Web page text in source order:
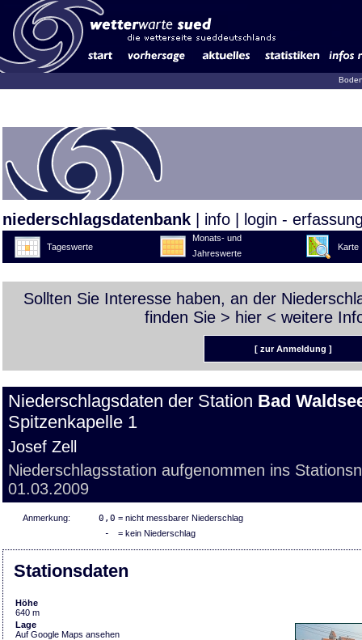
niederschlagsdatenbank info login -
Tageswerte
Monats- und
Jahreswerte
Karte
Sollten Sie Interesse haben, an der
finden Sie > hier < weitere
[ zur Anmeldung ]
Niederschlagsdaten der Station Bad
Spitzenkapelle 1
Josef Zell
Niederschlagsstation aufgenommen ins
01.03.2009
Anmerkung: 0,0 = nicht messbarer Niederschlag
- = kein Niederschlag
Stationsdaten
Höhe
640 m
Lage
Auf Google Maps ansehen